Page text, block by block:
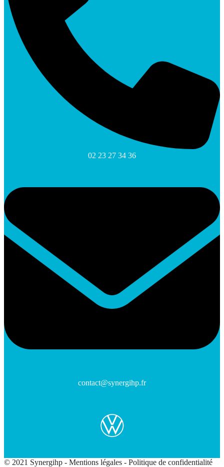
02 23 27 34 36
contact@synergihp.fr
© 2021 Synergihp - Mentions légales - Politique de confidentialité